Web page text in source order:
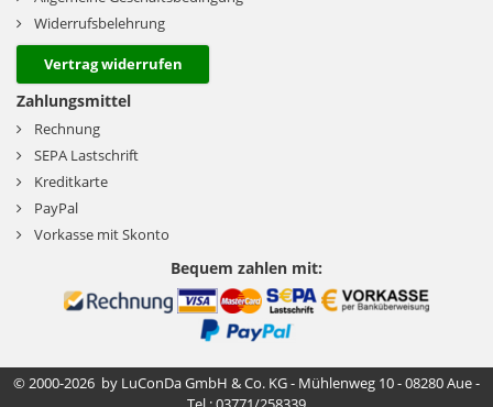
Widerrufsbelehrung
Vertrag widerrufen
Zahlungsmittel
Rechnung
SEPA Lastschrift
Kreditkarte
PayPal
Vorkasse mit Skonto
Bequem zahlen mit:
© 2000-2026 by LuConDa GmbH & Co. KG - Mühlenweg 10 - 08280 Aue -